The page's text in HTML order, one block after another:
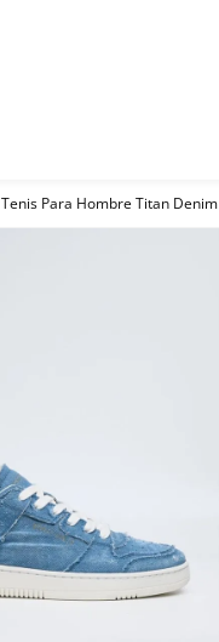
Tenis Para Hombre Titan Denim